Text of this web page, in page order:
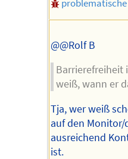
@@Rolf B
Barrierefreiheit
weiß, wann er
Tja, wer weiß
auf den Monitor/
ausreichend
ist.